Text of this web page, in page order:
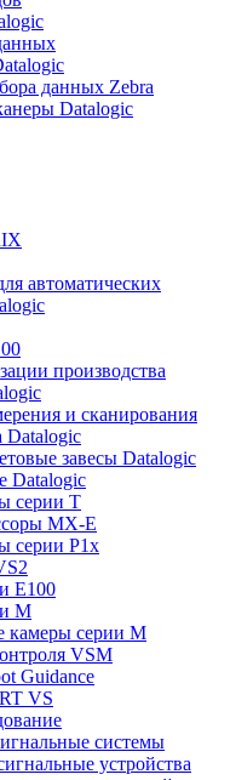
данных Zebra
Datalogic
автоматических
производства
и сканирования
Datalogic
завесы Datalogic
Datalogic
серии T
MX-E
серии P1x
E100
M
камеры серии M
VSM
Guidance
VS
системы
устройства